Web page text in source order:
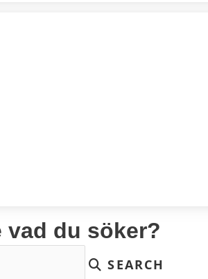
vad du söker?
SEARCH